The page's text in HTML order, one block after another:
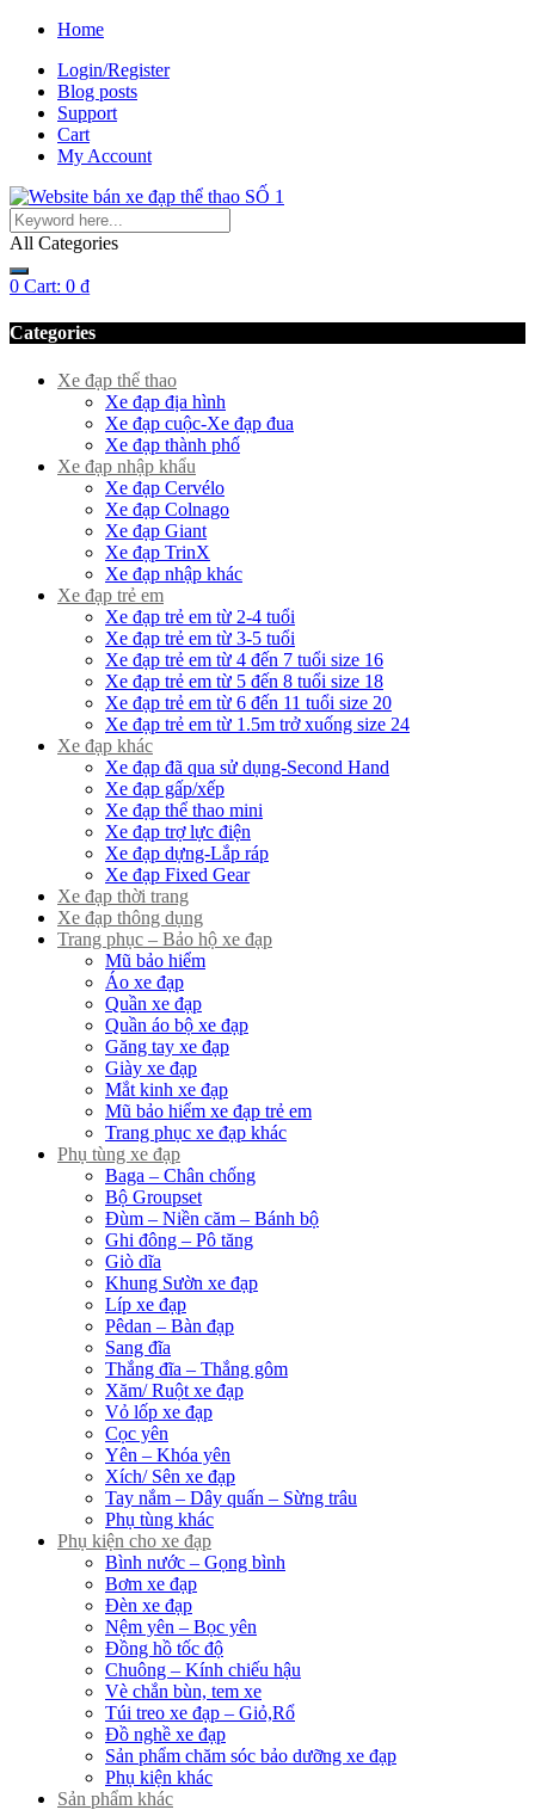
Home
Login/Register
Blog posts
Support
Cart
My Account
All Categories
0 Cart: 0 ₫
Categories
Xe đạp thể thao
Xe đạp địa hình
Xe đạp cuộc-Xe đạp đua
Xe đạp thành phố
Xe đạp nhập khẩu
Xe đạp Cervélo
Xe đạp Colnago
Xe đạp Giant
Xe đạp TrinX
Xe đạp nhập khác
Xe đạp trẻ em
Xe đạp trẻ em từ 2-4 tuổi
Xe đạp trẻ em từ 3-5 tuổi
Xe đạp trẻ em từ 4 đến 7 tuổi size 16
Xe đạp trẻ em từ 5 đến 8 tuổi size 18
Xe đạp trẻ em từ 6 đến 11 tuổi size 20
Xe đạp trẻ em từ 1.5m trở xuống size 24
Xe đạp khác
Xe đạp đã qua sử dụng-Second Hand
Xe đạp gấp/xếp
Xe đạp thể thao mini
Xe đạp trợ lực điện
Xe đạp dựng-Lắp ráp
Xe đạp Fixed Gear
Xe đạp thời trang
Xe đạp thông dụng
Trang phục – Bảo hộ xe đạp
Mũ bảo hiểm
Áo xe đạp
Quần xe đạp
Quần áo bộ xe đạp
Găng tay xe đạp
Giày xe đạp
Mắt kinh xe đạp
Mũ bảo hiểm xe đạp trẻ em
Trang phục xe đạp khác
Phụ tùng xe đạp
Baga – Chân chống
Bộ Groupset
Đùm – Niền căm – Bánh bộ
Ghi đông – Pô tăng
Giò dĩa
Khung Sườn xe đạp
Líp xe đạp
Pêdan – Bàn đạp
Sang đĩa
Thắng đĩa – Thắng gôm
Xăm/ Ruột xe đạp
Vỏ lốp xe đạp
Cọc yên
Yên – Khóa yên
Xích/ Sên xe đạp
Tay nắm – Dây quấn – Sừng trâu
Phụ tùng khác
Phụ kiện cho xe đạp
Bình nước – Gọng bình
Bơm xe đạp
Đèn xe đạp
Nệm yên – Bọc yên
Đồng hồ tốc độ
Chuông – Kính chiếu hậu
Vè chắn bùn, tem xe
Túi treo xe đạp – Giỏ,Rổ
Đồ nghề xe đạp
Sản phẩm chăm sóc bảo dưỡng xe đạp
Phụ kiện khác
Sản phẩm khác